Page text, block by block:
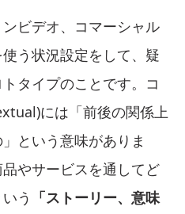
ビデオ、コマーシャル
う状況設定をして、疑
タイプのことです。コ
には「前後の関係上
という意味がありま
やサービスを通してど
う 「ストーリー、意味